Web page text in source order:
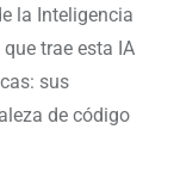
la Inteligencia
trae esta IA
sus
de código